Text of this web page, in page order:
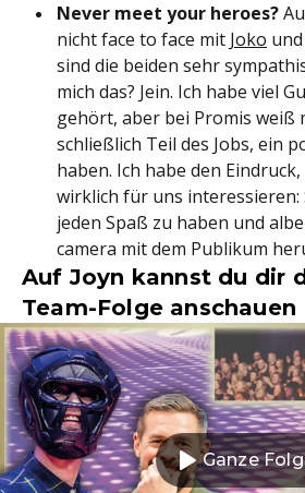
Never meet your heroes?
nicht face to face mit Joko und
sind die beiden sehr
mich das? Jein. Ich habe viel
gehört, aber bei Promis weiß
schließlich Teil des Jobs, ein
haben. Ich habe den
wirklich für uns interessieren:
jeden Spaß zu haben und
camera mit dem Publikum
Auf Joyn kannst du dir
Team-Folge anschauen
Ganze